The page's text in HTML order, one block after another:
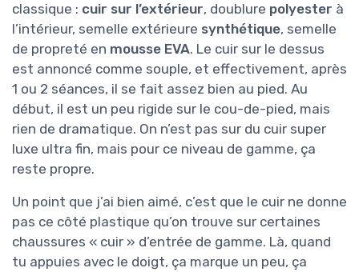
classique : cuir sur l’extérieur, doublure polyester à
l’intérieur, semelle extérieure synthétique, semelle
de propreté en mousse EVA. Le cuir sur le dessus
est annoncé comme souple, et effectivement, après
1 ou 2 séances, il se fait assez bien au pied. Au
début, il est un peu rigide sur le cou-de-pied, mais
rien de dramatique. On n’est pas sur du cuir super
luxe ultra fin, mais pour ce niveau de gamme, ça
reste propre.
Un point que j’ai bien aimé, c’est que le cuir ne donne
pas ce côté plastique qu’on trouve sur certaines
chaussures « cuir » d’entrée de gamme. Là, quand
tu appuies avec le doigt, ça marque un peu, ça